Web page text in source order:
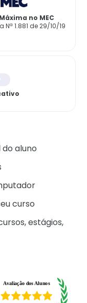
no MEC
Nª 1.881 de 29/10/19
aluno
curso
estágios,